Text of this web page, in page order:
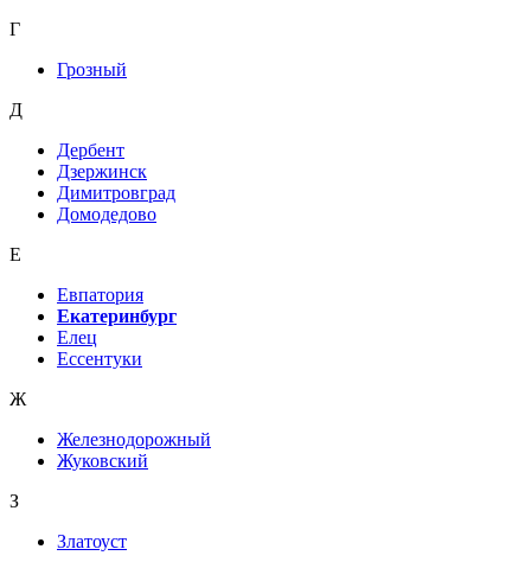
Г
Грозный
Д
Дербент
Дзержинск
Димитровград
Домодедово
Е
Евпатория
Екатеринбург
Елец
Ессентуки
Ж
Железнодорожный
Жуковский
З
Златоуст